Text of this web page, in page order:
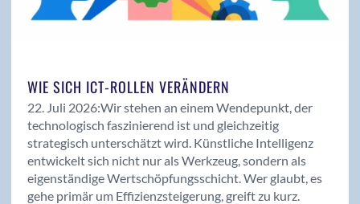
Magazin
Magazin 01/2021
Magazin 01/2022
Magazin 01/2023
Magazin 01/2024
Magazin 01/26
WIE SICH ICT-ROLLEN VERÄNDERN
22. Juli 2026:Wir stehen an einem Wendepunkt, der
technologisch faszinierend ist und gleichzeitig
strategisch unterschätzt wird. Künstliche Intelligenz
entwickelt sich nicht nur als Werkzeug, sondern als
eigenständige Wertschöpfungsschicht. Wer glaubt, es
gehe primär um Effizienzsteigerung, greift zu kurz.